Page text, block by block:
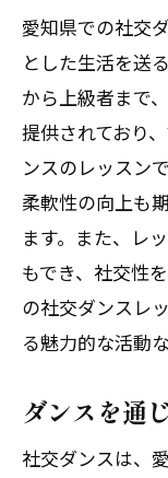
愛知県での社交
とした生活を送
から上級者まで
提供されており
ンスのレッスン
柔軟性の向上も
ます。また、レ
もでき、社交性
の社交ダンスレ
る魅力的な活動な
ダンスを通
社交ダンスは、